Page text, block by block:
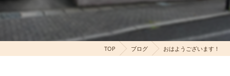
TOP ブログ おはようございます！